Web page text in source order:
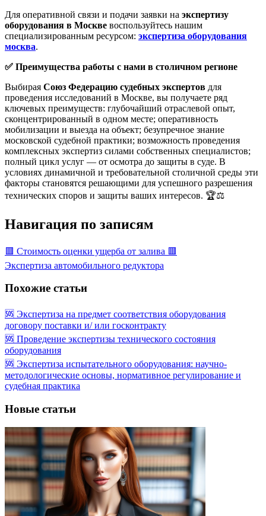
Для оперативной связи и подачи заявки на экспертизу
оборудования в Москве воспользуйтесь нашим
специализированным ресурсом: экспертиза оборудования
москва.
✅ Преимущества работы с нами в столичном регионе
Выбирая Союз Федерацию судебных экспертов для
проведения исследований в Москве, вы получаете ряд
ключевых преимуществ: глубочайший отраслевой опыт,
сконцентрированный в одном месте; оперативность
мобилизации и выезда на объект; безупречное знание
московской судебной практики; возможность проведения
комплексных экспертиз силами собственных специалистов;
полный цикл услуг — от осмотра до защиты в суде. В
условиях динамичной и требовательной столичной среды эти
факторы становятся решающими для успешного разрешения
технических споров и защиты ваших интересов. 🏆⚖️
Навигация по записям
🟥 Стоимость оценки ущерба от залива 🟥
Экспертиза автомобильного редуктора
Похожие статьи
🆘 Экспертиза на предмет соответствия оборудования
договору поставки и/ или госконтракту
🆘 Проведение экспертизы технического состояния
оборудования
🆘 Экспертиза испытательного оборудования: научно-
методологические основы, нормативное регулирование и
судебная практика
Новые статьи